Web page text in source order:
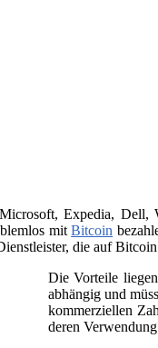
Expedia, Dell,
mitBitcoin
die auf Bitcoin
Die Vorteile
abhängig und
kommerziellen
deren